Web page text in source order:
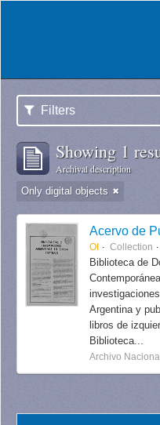
Filters
Showing 1
Archival description
Only digital objects
OI Collection
Biblioteca de
Argentina y
libros de
Biblioteca...
Archivo